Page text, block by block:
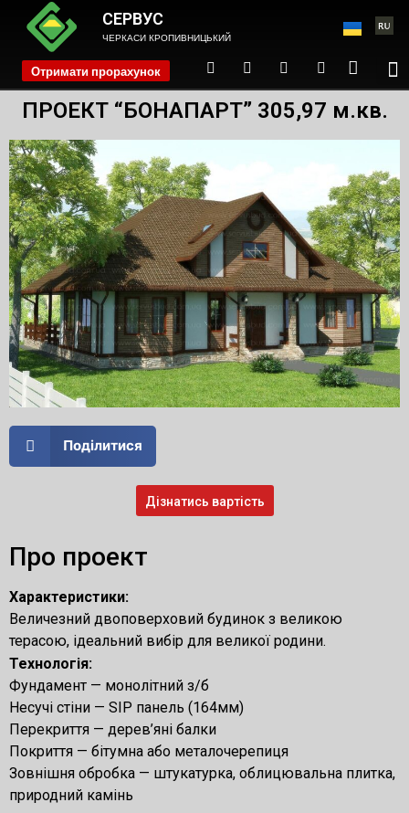
СЕРВУС
ЧЕРКАСИ КРОПИВНИЦЬКИЙ
Отримати прорахунок phone
ПРОЕКТ “БОНАПАРТ” 305,97 м.кв.
Поділитися
Дізнатись вартість
Про проект
Характеристики:
Величезний двоповерховий будинок з великою
терасою, ідеальний вибір для великої родини.
Технологія:
Фундамент — монолітний з/б
Несучі стіни — SIP панель (164мм)
Перекриття — дерев’яні балки
Покриття — бітумна або металочерепиця
Зовнішня обробка — штукатурка, облицювальна плитка,
природний камінь